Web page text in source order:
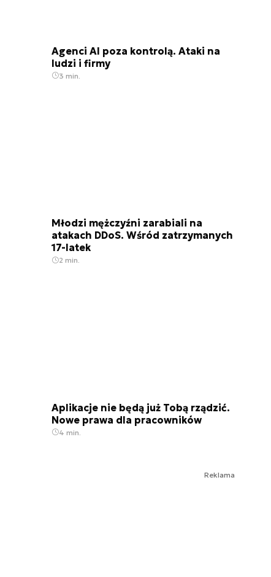
Agenci AI poza kontrolą. Ataki na
ludzi i firmy
3 min.
Młodzi mężczyźni zarabiali na
atakach DDoS. Wśród zatrzymanych
17-latek
2 min.
Aplikacje nie będą już Tobą rządzić.
Nowe prawa dla pracowników
4 min.
Reklama